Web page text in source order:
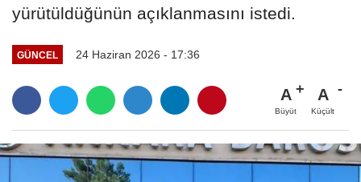
yürütüldüğünün açıklanmasını istedi.
GÜNCEL 24 Haziran 2026 - 17:36
A
Büyüt
A
Küçült